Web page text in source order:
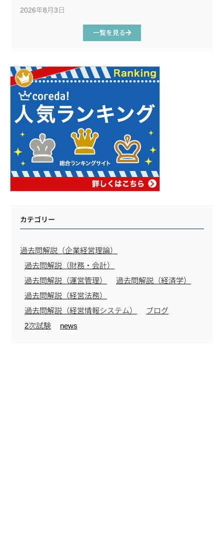
2026年8月3日
一覧を見る
カテゴリー
過去問解説（企業経営理論）
過去問解説（財務・会計）
過去問解説（運営管理）
過去問解説（経済学）
過去問解説（経営法務）
過去問解説（経営情報システム）
ブログ
2次試験
news